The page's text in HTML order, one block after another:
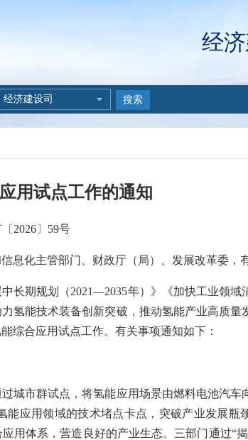
经
经济建设司 搜索
用试点工作的通知
2026〕59号
息化主管部门、财政厅（局）、发展改革委，
期规划（2021—2035年）》《加快工业领域
氢能技术装备创新突破，推动氢能产业高质量
综合应用试点工作。有关事项通知如下：
市群试点，将氢能应用场景由燃料电池汽车
应用领域的技术堵点卡点，突破产业发展瓶
用体系，营造良好的产业生态。三部门通过“